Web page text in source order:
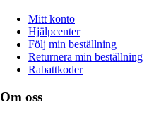
Mitt konto
Hjälpcenter
Följ min beställning
Returnera min beställning
Rabattkoder
Om oss